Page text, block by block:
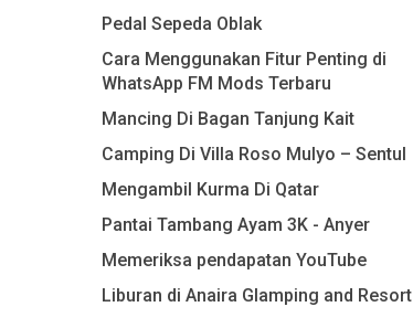
Pedal Sepeda Oblak
Cara Menggunakan Fitur Penting di
WhatsApp FM Mods Terbaru
Mancing Di Bagan Tanjung Kait
Camping Di Villa Roso Mulyo – Sentul
Mengambil Kurma Di Qatar
Pantai Tambang Ayam 3K - Anyer
Memeriksa pendapatan YouTube
Liburan di Anaira Glamping and Resort